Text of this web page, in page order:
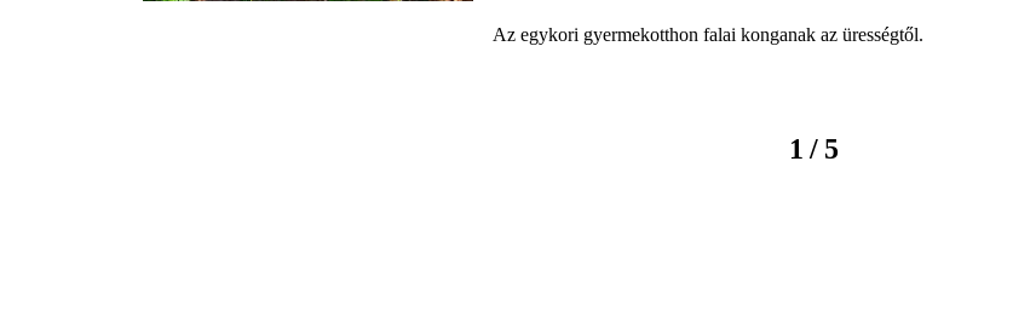
Az egykori gyermekotthon falai konganak az ürességtől.
1 / 5